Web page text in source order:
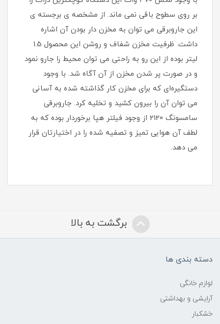
بر روی سطوح باقی نمی ماند. از مشخصه ی برجسته ی
این جاروبرقی‌ می توان به مخزن دار بودن آن اشاره
داشت. ظرفیت مخزن شفاف و روشن این محصول 1.5
لیتر بوده از این رو به راحتی می توان محیط را جارو نمود
و در صورت پر شدن مخزن از آن آگاه شد. با وجود
دستگیره‌ای که برای مخزن کار گذاشته شده به آسانی
می توان آن را بیرون کشید و تخلیه کرد. جاروبرقی‌
سامسونگ 2120 از وجود‌ فیلتر هپا برخوردار بوده که به
لطف آن هوایی تمیز و تصفیه شده را در اختیارتان قرار
می دهد.
برگشت به بالا
دسته بندی ها
لوازم خانگی
آرایشی و بهداشتی
خشکبار